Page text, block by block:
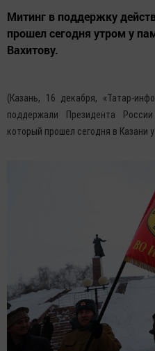
Митинг в поддержку
прошел сегодня утром у
Вахитову.
(Казань, 16 декабря, «Татар-
поддержали Президента
который прошел сегодня в Казани